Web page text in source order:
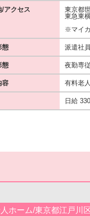
/アクセス
東京都
東急東
※マイ
態 派遣社
態 夜勤専従
容 有料老
日給
ホーム/東京都江戸川